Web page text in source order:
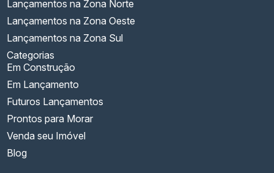
Lançamentos na Zona Norte
Lançamentos na Zona Oeste
Lançamentos na Zona Sul
Categorias
Em Construção
Em Lançamento
Futuros Lançamentos
Prontos para Morar
Venda seu Imóvel
Blog